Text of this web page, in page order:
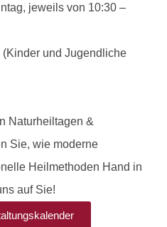
jeweils von 10:30 –
(Kinder und Jugendliche
Naturheiltagen &
Sie, wie moderne
Heilmethoden Hand in
auf Sie!